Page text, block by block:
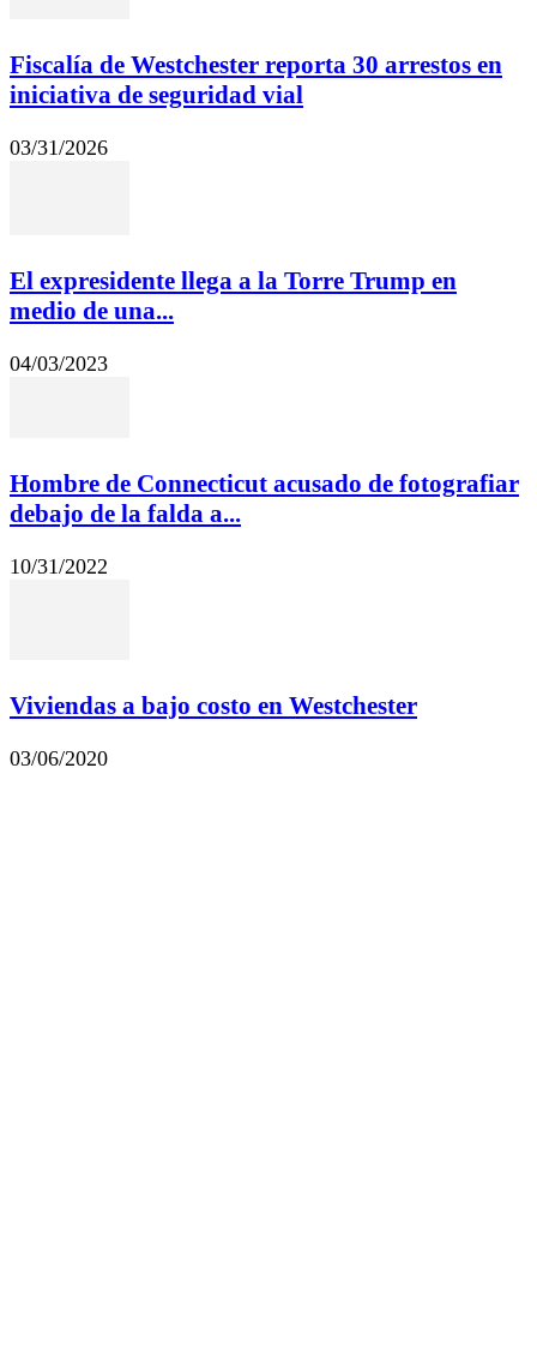
Fiscalía de Westchester reporta 30 arrestos en
iniciativa de seguridad vial
03/31/2026
El expresidente llega a la Torre Trump en
medio de una...
04/03/2023
Hombre de Connecticut acusado de fotografiar
debajo de la falda a...
10/31/2022
Viviendas a bajo costo en Westchester
03/06/2020